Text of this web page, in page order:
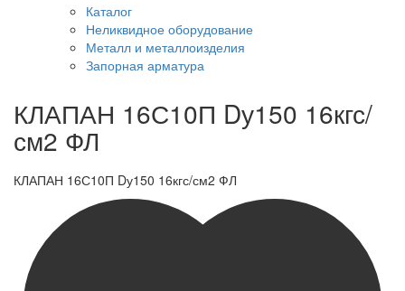
Каталог
Неликвидное оборудование
Металл и металлоизделия
Запорная арматура
КЛАПАН 16С10П Dу150 16кгс/
см2 ФЛ
КЛАПАН 16С10П Dу150 16кгс/см2 ФЛ